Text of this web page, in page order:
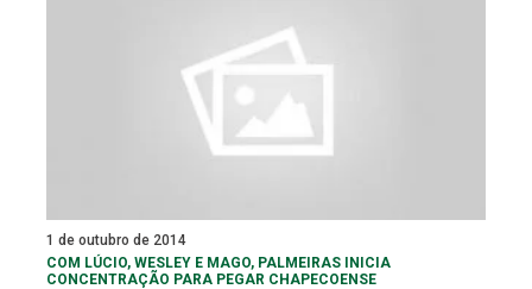
1 de outubro de 2014
COM LÚCIO, WESLEY E MAGO, PALMEIRAS INICIA
CONCENTRAÇÃO PARA PEGAR CHAPECOENSE